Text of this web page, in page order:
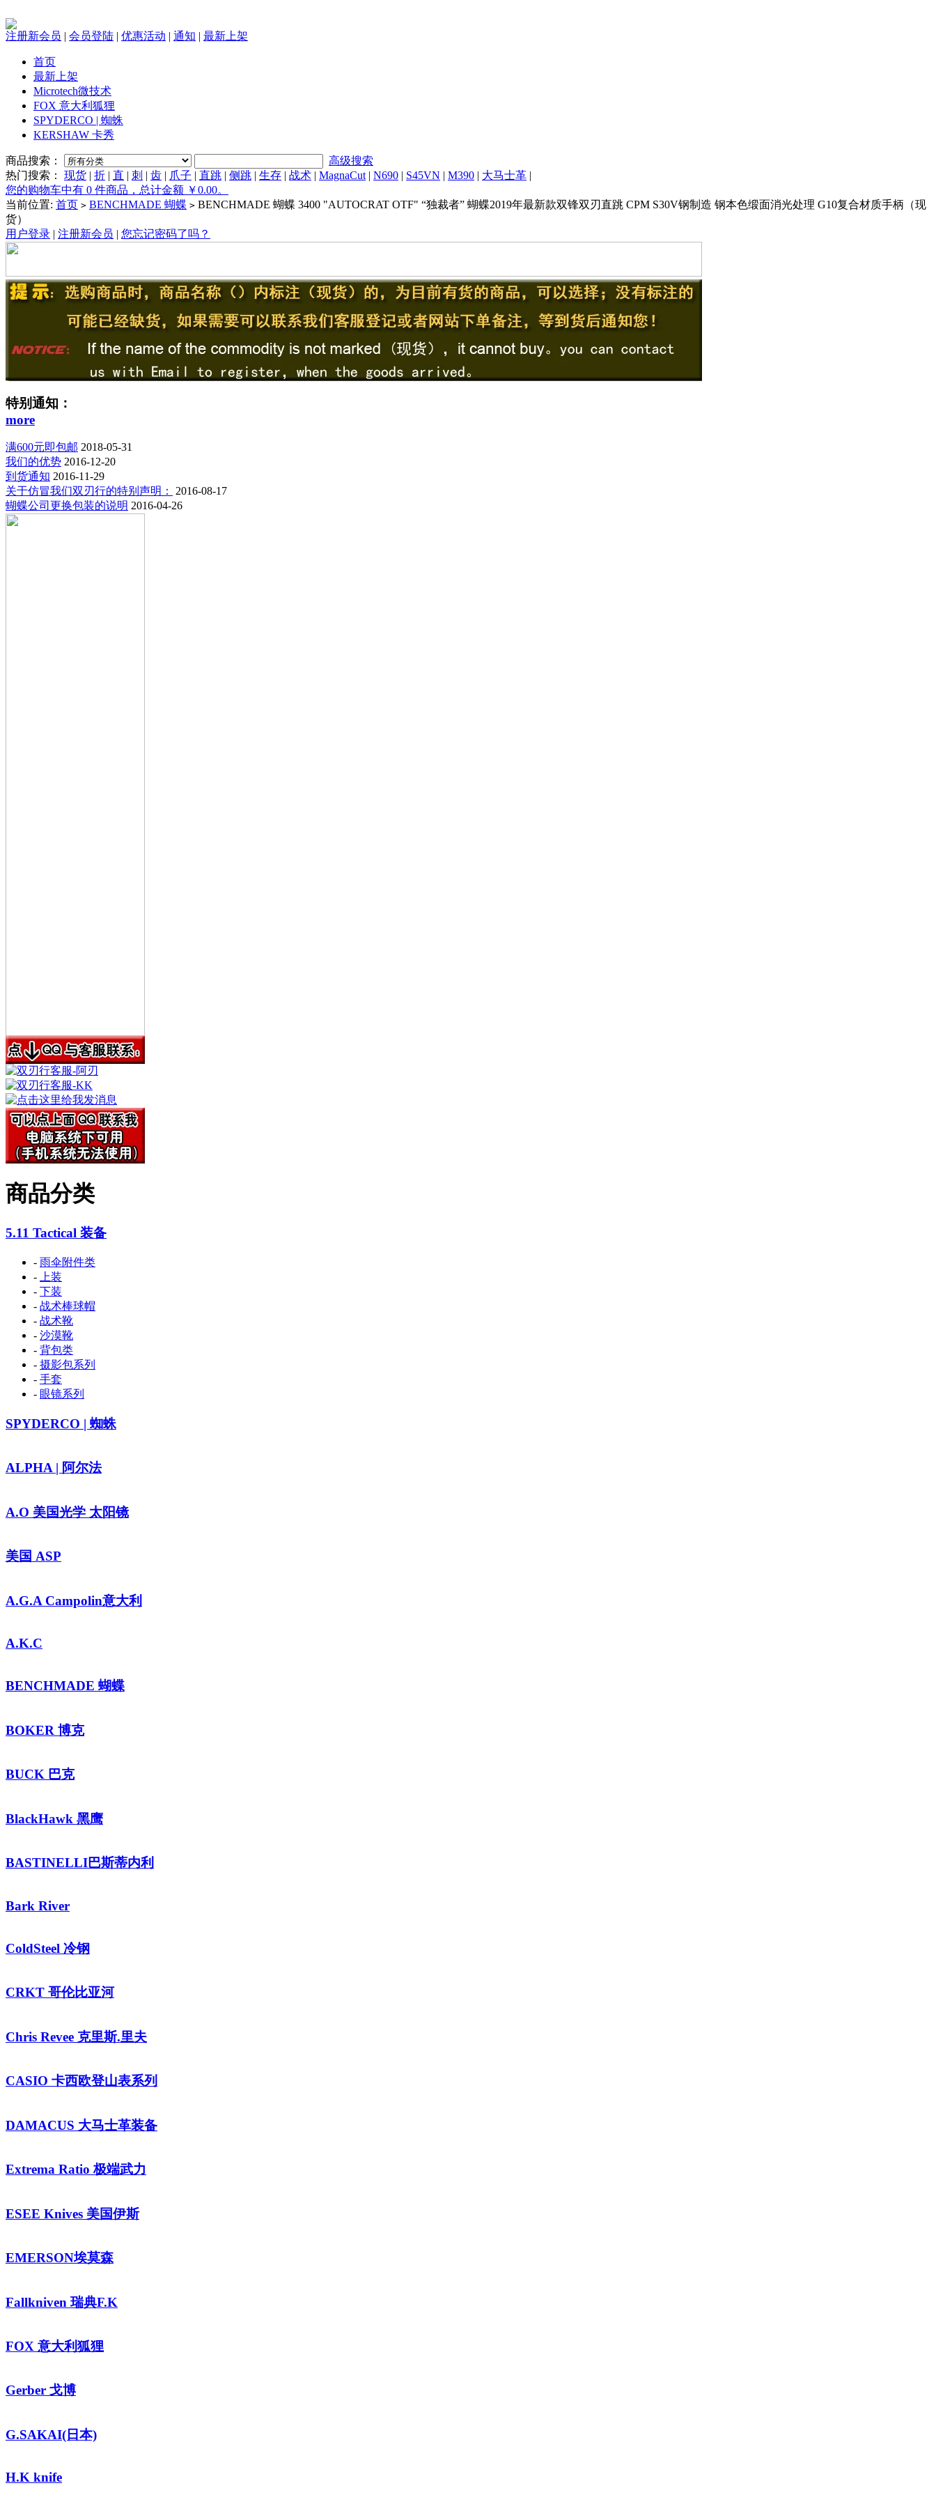
注册新会员 | 会员登陆 | 优惠活动 | 通知 | 最新上架
首页
最新上架
Microtech微技术
FOX 意大利狐狸
SPYDERCO | 蜘蛛
KERSHAW 卡秀
商品搜索：
高级搜索
热门搜索：
现货 | 折 | 直 | 刺 | 齿 | 爪子 | 直跳 | 侧跳 | 生存 | 战术 | MagnaCut | N690 | S45VN | M390 | 大马士革 |
您的购物车中有 0 件商品，总计金额 ￥0.00。
当前位置: 首页 > BENCHMADE 蝴蝶 > BENCHMADE 蝴蝶 3400 "AUTOCRAT OTF" “独裁者” 蝴蝶2019年最新款双锋双刃直跳 CPM S30V钢制造 钢本色缎面消光处理 G10复合材质手柄（现
货）
用户登录 | 注册新会员 | 您忘记密码了吗？
特别通知：
more
满600元即包邮 2018-05-31
我们的优势 2016-12-20
到货通知 2016-11-29
关于仿冒我们双刃行的特别声明：
2016-08-17
蝴蝶公司更换包装的说明 2016-04-26
商品分类
5.11 Tactical 装备
- 雨伞附件类
-
上装
- 下装
- 战术棒球帽
- 战术靴
- 沙漠靴
- 背包类
- 摄影包系列
- 手套
- 眼镜系列
SPYDERCO | 蜘蛛
ALPHA | 阿尔法
A.O 美国光学 太阳镜
美国 ASP
A.G.A Campolin意大利
A.K.C
BENCHMADE 蝴蝶
BOKER 博克
BUCK 巴克
BlackHawk 黑鹰
BASTINELLI巴斯蒂内利
Bark River
ColdSteel 冷钢
CRKT 哥伦比亚河
Chris Revee 克里斯.里夫
CASIO 卡西欧登山表系列
DAMACUS 大马士革装备
Extrema Ratio 极端武力
ESEE Knives 美国伊斯
EMERSON埃莫森
Fallkniven 瑞典F.K
FOX 意大利狐狸
Gerber 戈博
G.SAKAI(日本)
H.K knife